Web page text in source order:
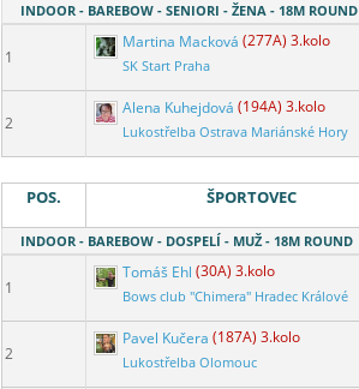
INDOOR - BAREBOW - SENIORI - ŽENA - 18M ROUND
1
Martina Macková (277A) 3.kolo
SK Start Praha
2
Alena Kuhejdová (194A) 3.kolo
Lukostřelba Ostrava Mariánské Hory
POS. ŠPORTOVEC
INDOOR - BAREBOW - DOSPELÍ - MUŽ - 18M ROUND
1
Tomáš Ehl (30A) 3.kolo
Bows club "Chimera" Hradec Králové
2
Pavel Kučera (187A) 3.kolo
Lukostřelba Olomouc